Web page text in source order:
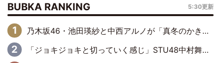
BUBKA RANKING 5:30更新
乃木坂46・池田瑛紗と中西アルノが「真冬のかき氷」騒動で火花散らす！ 因縁の裏にあるのは、逆境をともに“凌”ぐ似た者同士の絆
「ジョキジョキと切っていく感じ」STU48中村舞、新しい挑戦は自らの手で